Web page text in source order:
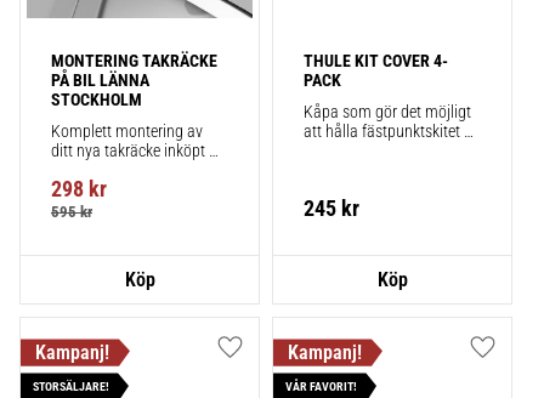
MONTERING TAKRÄCKE
PÅ BIL LÄNNA
STOCKHOLM
Komplett montering av
ditt nya takräcke inköpt
montering på din bil.
298 kr
595kr
THULE KIT COVER 4-
PACK
Kåpa som gör det möjligt
att hålla fästpunktskitet
245 kr
STORSÄLJARE!
Lägg till i favoriter
VÅR FAVORIT!
Lägg